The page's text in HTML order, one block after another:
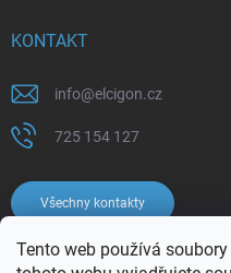
Tento web používá
KONTAKT
info@elcigon.cz
725 154 127
Všechny kontakty